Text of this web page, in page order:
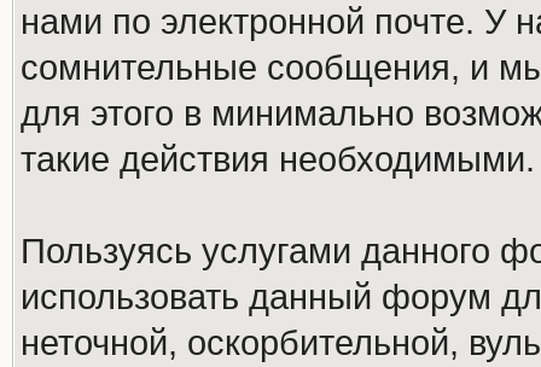
нами по электронной почте. У
сомнительные сообщения, и
для этого в минимально
такие действия необходимыми.
Пользуясь услугами данного
использовать данный форум
неточной, оскорбительной,